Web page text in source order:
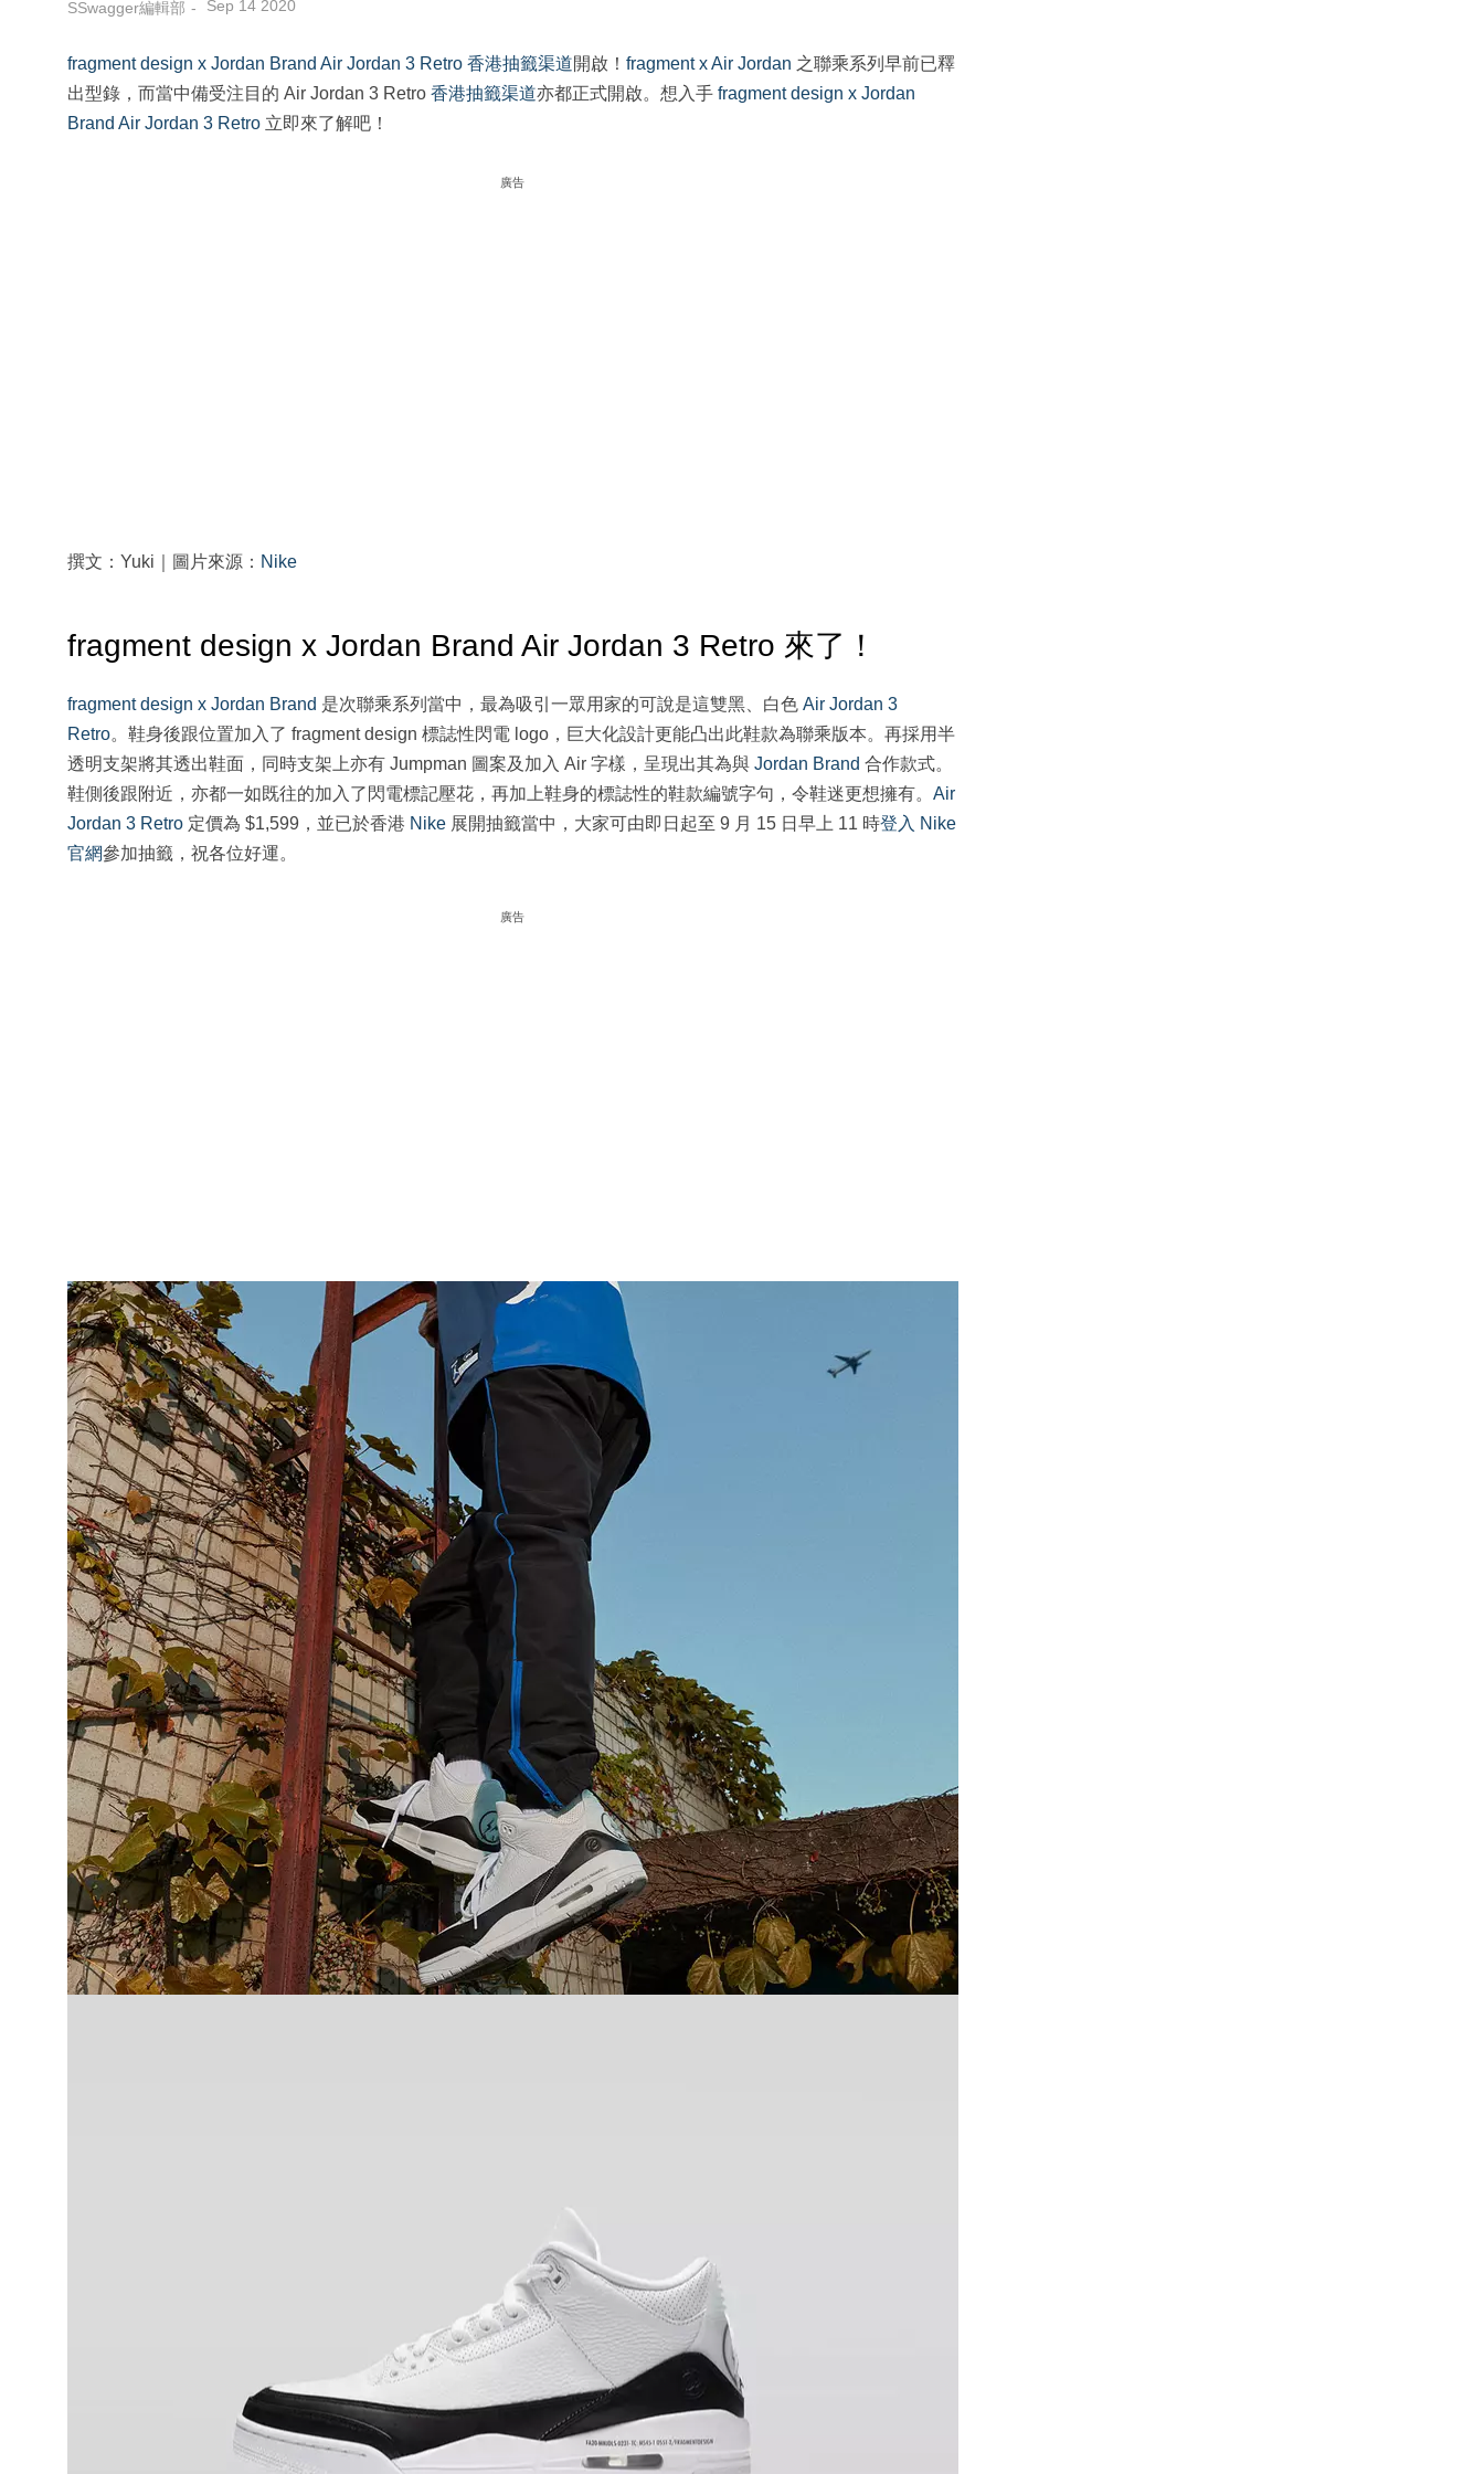
SSwagger編輯部 Sep 14 2020
fragment design x Jordan Brand Air Jordan 3 Retro 香港抽籤渠道開啟！ fragment x Air Jordan 之聯乘系列早前已釋
出型錄，而當中備受注目的 Air Jordan 3 Retro 香港抽籤渠道亦都正式開啟。想入手 fragment design x Jordan
Brand Air Jordan 3 Retro 立即來了解吧！
廣告
撰文：Yuki｜圖片來源： Nike
fragment design x Jordan Brand Air Jordan 3 Retro 來了！
fragment design x Jordan Brand 是次聯乘系列當中，最為吸引一眾用家的可說是這雙黑、白色 Air Jordan 3
Retro。鞋身後跟位置加入了 fragment design 標誌性閃電 logo，巨大化設計更能凸出此鞋款為聯乘版本。再採用半
透明支架將其透出鞋面，同時支架上亦有 Jumpman 圖案及加入 Air 字樣，呈現出其為與 Jordan Brand 合作款式。
鞋側後跟附近，亦都一如既往的加入了閃電標記壓花，再加上鞋身的標誌性的鞋款編號字句，令鞋迷更想擁有。 Air
Jordan 3 Retro 定價為 $1,599，並已於香港 Nike 展開抽籤當中，大家可由即日起至 9 月 15 日早上 11 時登入 Nike
官網參加抽籤，祝各位好運。
廣告